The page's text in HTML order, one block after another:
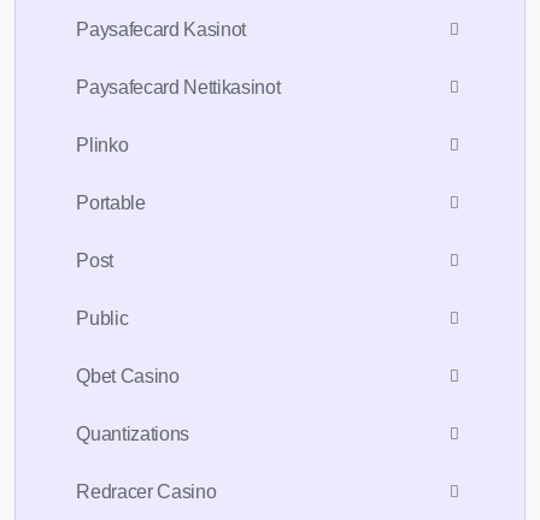
Paysafecard Kasinot
Paysafecard Nettikasinot
Plinko
Portable
Post
Public
Qbet Casino
Quantizations
Redracer Casino